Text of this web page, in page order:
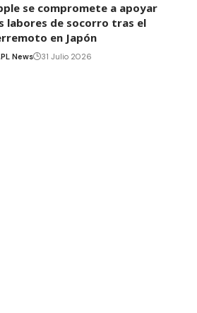
se compromete a apoyar
labores de socorro tras el
en Japón
News 31 Julio 2026